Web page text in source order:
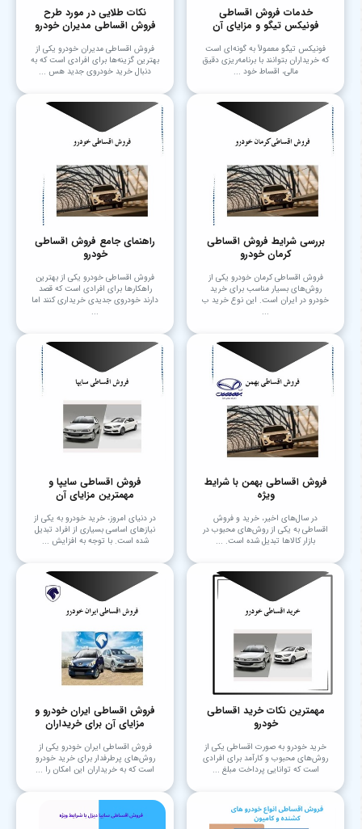
خدمات فروش اقساطی
فونیکس تیگو و مزایای آن
فونیکس تیگو معمولاً به گونه‌ای است
که خریداران بتوانند با برنامه‌ریزی دقیق
مالی، اقساط خود ...
نکات طلایی در مورد طرح
فروش اقساطی مدیران خودرو
فروش اقساطی مدیران خودرو یکی از
بهترین گزینه‌ها برای افرادی است که به
دنبال خرید خودروی جدید هس ...
بررسی شرایط فروش اقساطی
کرمان خودرو
فروش اقساطی کرمان خودرو یکی از
روش‌های بسیار مناسب برای خرید
خودرو در ایران است. این نوع خرید ب
...
راهنمای جامع فروش اقساطی
خودرو
فروش اقساطی خودرو یکی از بهترین
راهکارها برای افرادی است که قصد
دارند خودروی جدیدی خریداری کنند اما
...
فروش اقساطی بهمن با شرایط
ویژه
در سال‌های اخیر، خرید و فروش
اقساطی به یکی از روش‌های محبوب در
بازار کالاها تبدیل شده است. ...
فروش اقساطی سایپا و
مهمترین مزایای آن
در دنیای امروز، خرید خودرو به یکی از
نیازهای اساسی بسیاری از افراد تبدیل
شده است. با توجه به افزایش ...
مهمترین نکات خرید اقساطی
خودرو
خرید خودرو به صورت اقساطی یکی از
روش‌های محبوب و کارآمد برای افرادی
است که توانایی پرداخت مبلغ ...
فروش اقساطی ایران خودرو و
مزایای آن برای خریداران
فروش اقساطی ایران خودرو یکی از
روش‌های پرطرفدار برای خرید خودرو
است که به خریداران این امکان را ...